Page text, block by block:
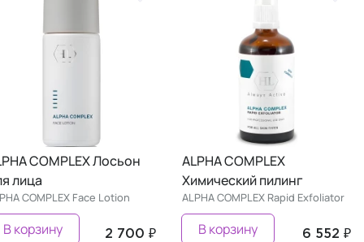
COMPLEX Лосьон
лица
COMPLEX Face Lotion
2 700 ₽
В корзину
ALPHA COMPLEX
Химический пилинг
ALPHA COMPLEX Rapid Exfoliator
6 552 ₽
В корзину